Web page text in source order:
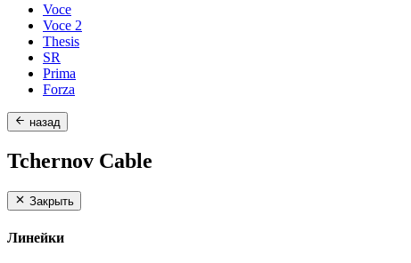
Voce
Voce 2
Thesis
SR
Prima
Forza
назад
Tchernov Cable
Закрыть
Линейки